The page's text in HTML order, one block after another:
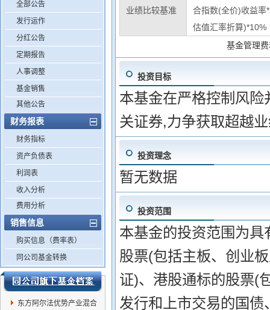
全部公告
发行运作
分红公告
定期报告
人事调整
基金销售
其他公告
财务报表
财务指标
资产负债表
利润表
收入分析
费用分析
销售信息
购买信息（费率表）
同公司基金转换
东方阿尔法优势产业混合
业绩比较基准
合指数(全价)收益率
估值汇率折算)*10%
基金管理
投资目标
本基金在严格控制风
关证券,力争获取超越
投资理念
暂无数据
投资范围
本基金的投资范围为
股票(包括主板、创业
证)、港股通标的股票(
发行和上市交易的国